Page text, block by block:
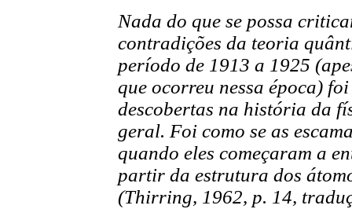
Nada do que se possa
contradições da teoria
período de 1913 a 1925
que ocorreu nessa época)
descobertas na história da
geral. Foi como se as
quando eles começaram a
partir da estrutura dos
(Thirring, 1962, p. 14,